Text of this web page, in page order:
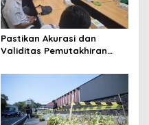
Pastikan Akurasi dan
Validitas Pemutakhiran
Cimahi Lakukan